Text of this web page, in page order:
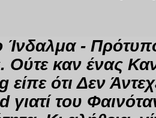
-
Ούτε καν ένας
είπε ότι Δεν
γιατί του